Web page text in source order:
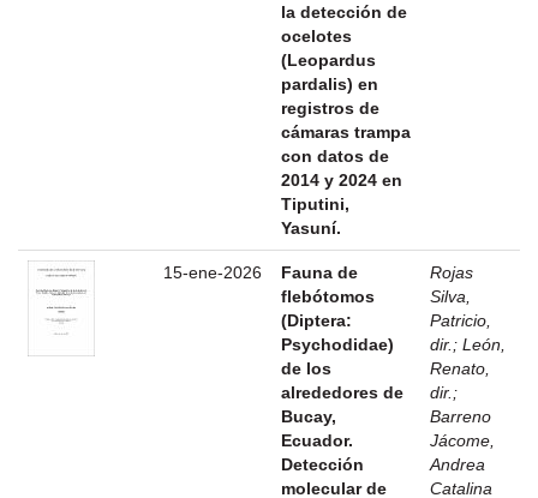
la detección de
ocelotes
(Leopardus
pardalis) en
registros de
cámaras trampa
con datos de
2014 y 2024 en
Tiputini,
Yasuní.
15-ene-2026
Fauna de
flebótomos
(Diptera:
Psychodidae)
de los
alrededores de
Bucay,
Ecuador.
Detección
molecular de
Rojas
Silva,
Patricio,
dir. ; León,
Renato,
dir. ;
Barreno
Jácome,
Andrea
Catalina